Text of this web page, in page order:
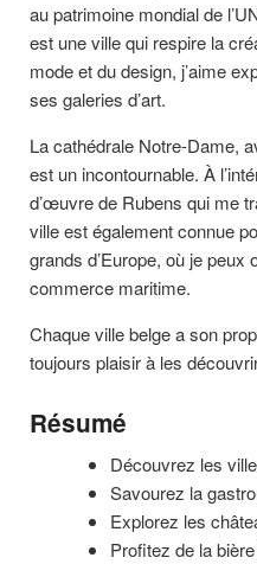
au patrimoine mondial de
est une ville qui respire la
mode et du design, j’aime
ses galeries d’art.
La cathédrale Notre-Dame,
est un incontournable. À
d’œuvre de Rubens qui me
ville est également connue
grands d’Europe, où je peux
commerce maritime.
Chaque ville belge a son
toujours plaisir à les
Résumé
Découvrez les
Savourez la
Explorez les
Profitez de la